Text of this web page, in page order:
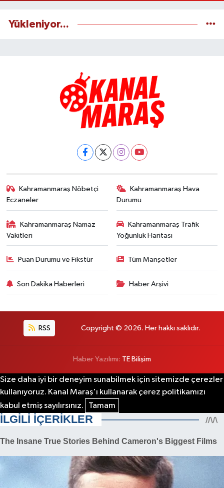
Yükleniyor...
Kahramanmaraş Nöbetçi
Eczaneler
Kahramanmaraş Hava
Durumu
Kahramanmaraş Namaz
Vakitleri
Kahramanmaraş Trafik
Yoğunluk Haritası
Puan Durumu ve Fikstür Tüm Manşetler
Son Dakika Haberleri Haber Arşivi
RSS Copyright © 2026. Her hakkı saklıdır.
Haber Yazılımı: TE Bilişim
Size daha iyi bir deneyim sunabilmek için sitemizde çerezler
kullanıyoruz. Kanal Maraş'ı kullanarak çerez politikamızı
kabul etmiş sayılırsınız.
Tamam